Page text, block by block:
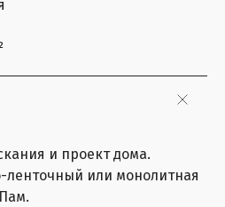
и проект дома.
или монолитная